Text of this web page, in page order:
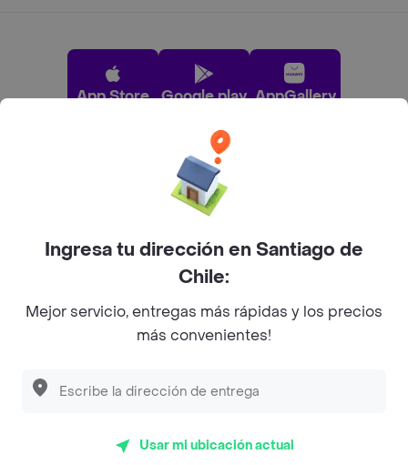
Descubre las PROMOCIONES que tenemos
App Store Google play AppGallery
Pide tu comida favorita cerca de ti
Categorías
2026 Rappi Inc. All rights reserved.
Ingresa tu dirección en Santiago de
Chile:
Mejor servicio, entregas más rápidas y los precios
más convenientes!
Usar mi ubicación actual